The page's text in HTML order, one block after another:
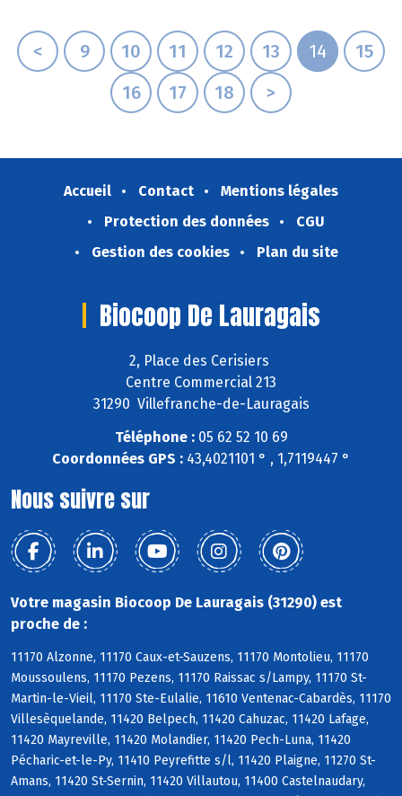
< 9 10 11 12 13 14
15
16
17 18 >
Accueil Contact
Mentions légales
Protection des données
CGU
Gestion des cookies
Plan du site
Biocoop De Lauragais
2, Place des Cerisiers
Centre Commercial 213
31290 Villefranche-de-Lauragais
Téléphone :05 62 52 10 69
Coordonnées GPS : 43,4021101 ° , 1,7119447 °
Nous suivre sur
Votre magasin Biocoop De Lauragais (31290) est
proche de :
11170 Alzonne, 11170 Caux-et-Sauzens, 11170 Montolieu, 11170
Moussoulens, 11170 Pezens, 11170 Raissac s/Lampy, 11170 St-
Martin-le-Vieil, 11170 Ste-Eulalie, 11610 Ventenac-Cabardès, 11170
Villesèquelande, 11420 Belpech, 11420 Cahuzac, 11420 Lafage,
11420 Mayreville, 11420 Molandier, 11420 Pech-Luna, 11420
Pécharic-et-le-Py, 11410 Peyrefitte s/l, 11420 Plaigne, 11270 St-
Amans, 11420 St-Sernin, 11420 Villautou, 11400 Castelnaudary,